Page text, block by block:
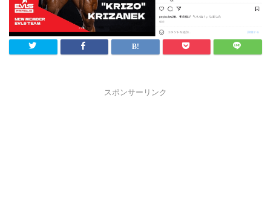
スポンサーリンク